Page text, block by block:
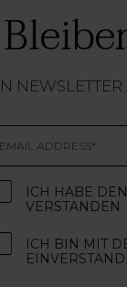
ICH HABE DEN
VERSTANDEN
ICH BIN MIT